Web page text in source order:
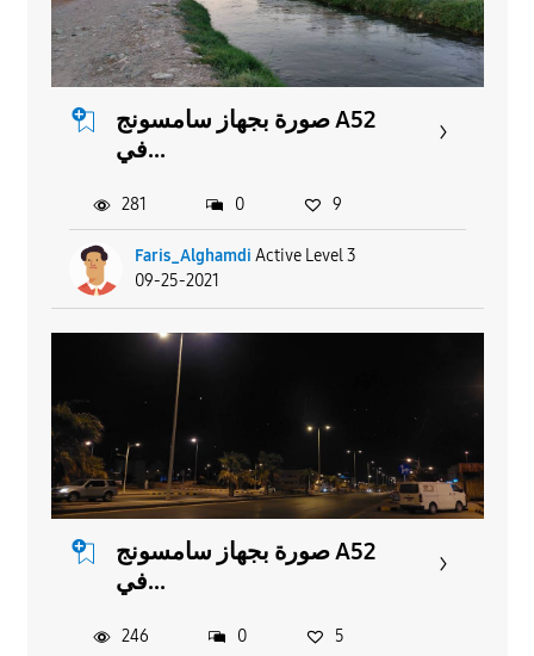
صورة بجهاز سامسونج A52
في...
Faris_Alghamdi Active Level 3
09-25-2021
281 0 9
صورة بجهاز سامسونج A52
في...
246 0 5